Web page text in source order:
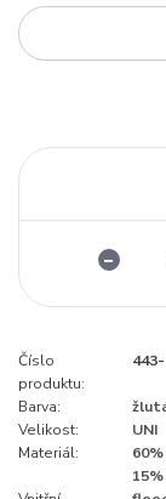
Číslo
produktu:
Barva:
Velikost:
UNI
Materiál: